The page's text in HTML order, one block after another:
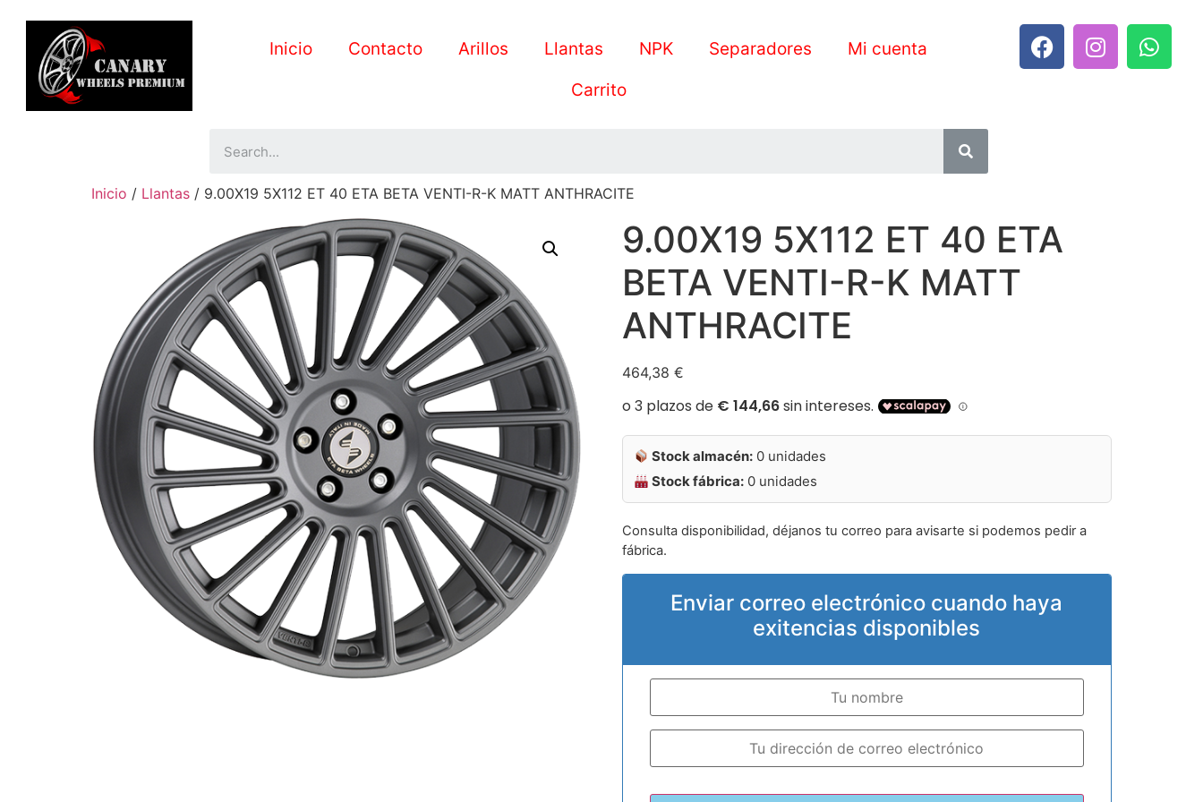
Inicio Contacto Arillos Llantas NPK Separadores
Mi cuenta
Carrito
Inicio / Llantas / 9.00X19 5X112 ET 40 ETA BETA VENTI-R-K MATT ANTHRACITE
9.00X19 5X112 ET 40 ETA
BETA VENTI-R-K MATT
ANTHRACITE
464,38 €
Stock almacén:0 unidades
Stock fábrica:0 unidades
Consulta disponibilidad, déjanos tu correo para avisarte si podemos pedir a
fábrica.
Enviar correo electrónico cuando haya
exitencias disponibles